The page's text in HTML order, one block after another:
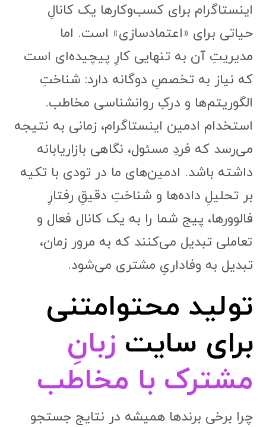
اینستاگرام برای کسب‌وکارها یک کانالِ
حیاتی برای «اعتمادسازی» است. اما
مدیریتِ آن به تنهایی کارِ پیچیده‌ای است
که نیاز به تخصصِ دوگانه دارد: شناختِ
الگوریتم‌ها و درکِ روانشناسی مخاطب.
استخدام ادمین اینستاگرام، زمانی به نتیجه
می‌رسد که فردِ مسئول، نگاهی بازاریابانه
داشته باشد. ادمین‌های ما در تودی با تکیه
بر تحلیلِ داده‌ها و شناختِ دقیقِ رفتارِ
فالوورها، پیج شما را به یک کانال فعال و
تعاملی تبدیل می‌کنند که به مرور زمان،
تبدیل به وفاداریِ مشتری می‌شود.
تولید محتوامتنی
برای سایت زبانِ
مشترک با مخاطب
چرا برخی برندها همیشه در نتایج جستجو